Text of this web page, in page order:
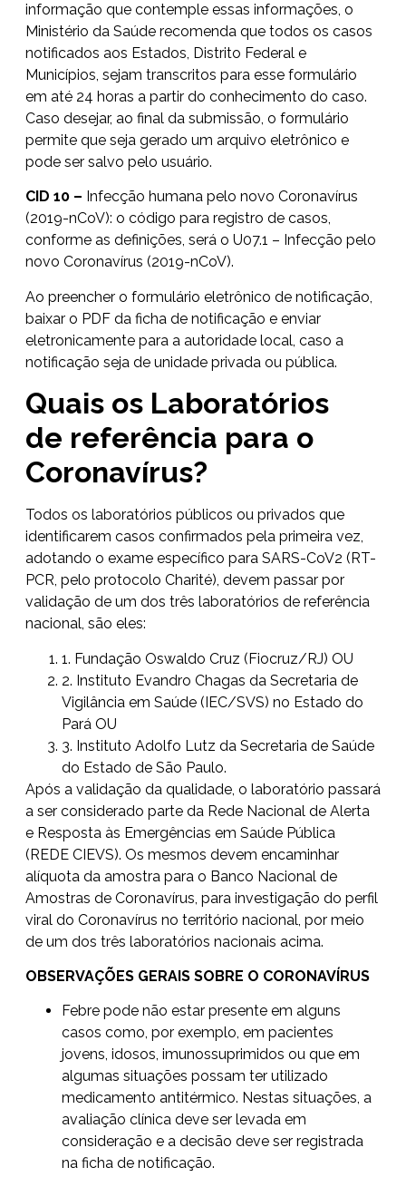
informação que contemple essas informações, o
Ministério da Saúde recomenda que todos os casos
notificados aos Estados, Distrito Federal e
Municípios, sejam transcritos para esse formulário
em até 24 horas a partir do conhecimento do caso.
Caso desejar, ao final da submissão, o formulário
permite que seja gerado um arquivo eletrônico e
pode ser salvo pelo usuário.
CID 10 – Infecção humana pelo novo Coronavírus
(2019-nCoV): o código para registro de casos,
conforme as definições, será o U07.1 – Infecção pelo
novo Coronavírus (2019-nCoV).
Ao preencher o formulário eletrônico de notificação,
baixar o PDF da ficha de notificação e enviar
eletronicamente para a autoridade local, caso a
notificação seja de unidade privada ou pública.
Quais os Laboratórios
de referência para o
Coronavírus?
Todos os laboratórios públicos ou privados que
identificarem casos confirmados pela primeira vez,
adotando o exame específico para SARS-CoV2 (RT-
PCR, pelo protocolo Charité), devem passar por
validação de um dos três laboratórios de referência
nacional, são eles:
1. Fundação Oswaldo Cruz (Fiocruz/RJ) OU
2. Instituto Evandro Chagas da Secretaria de
Vigilância em Saúde (IEC/SVS) no Estado do
Pará OU
3. Instituto Adolfo Lutz da Secretaria de Saúde
do Estado de São Paulo.
Após a validação da qualidade, o laboratório passará
a ser considerado parte da Rede Nacional de Alerta
e Resposta às Emergências em Saúde Pública
(REDE CIEVS). Os mesmos devem encaminhar
alíquota da amostra para o Banco Nacional de
Amostras de Coronavírus, para investigação do perfil
viral do Coronavírus no território nacional, por meio
de um dos três laboratórios nacionais acima.
OBSERVAÇÕES GERAIS SOBRE O CORONAVÍRUS
Febre pode não estar presente em alguns
casos como, por exemplo, em pacientes
jovens, idosos, imunossuprimidos ou que em
algumas situações possam ter utilizado
medicamento antitérmico. Nestas situações, a
avaliação clínica deve ser levada em
consideração e a decisão deve ser registrada
na ficha de notificação.